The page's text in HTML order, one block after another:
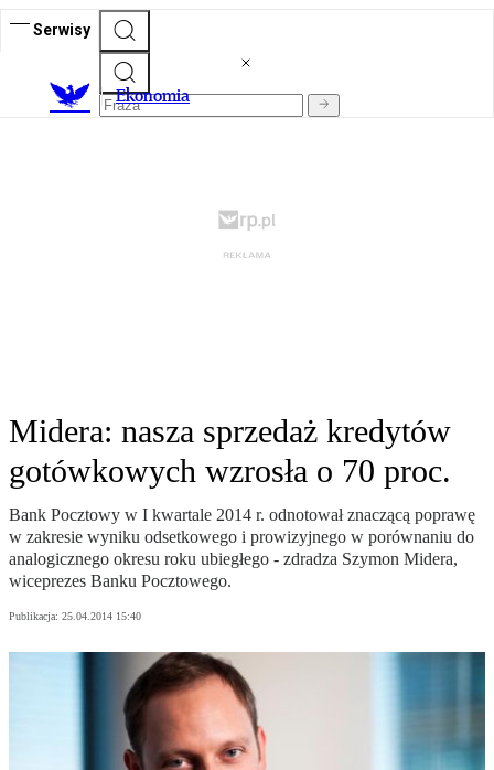
Serwisy
Ekonomia
Midera: nasza sprzedaż kredytów
gotówkowych wzrosła o 70 proc.
Bank Pocztowy w I kwartale 2014 r. odnotował znaczącą poprawę
w zakresie wyniku odsetkowego i prowizyjnego w porównaniu do
analogicznego okresu roku ubiegłego - zdradza Szymon Midera,
wiceprezes Banku Pocztowego.
Publikacja: 25.04.2014 15:40